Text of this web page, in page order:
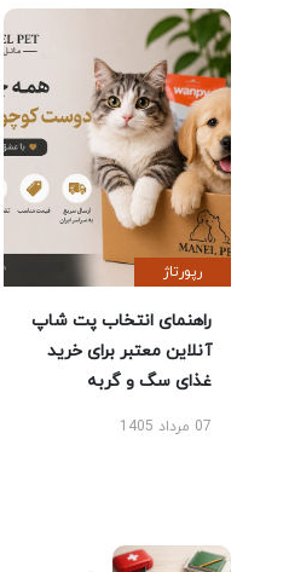
رپورتاژ
راهنمای انتخاب پت شاپ
آنلاین معتبر برای خرید
غذای سگ و گربه
07 مرداد 1405